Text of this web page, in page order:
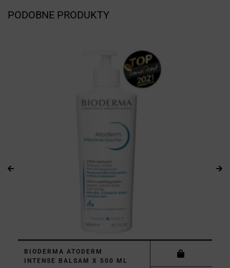
PODOBNE PRODUKTY
BIODERMA ATODERM
INTENSE BALSAM X 500 ML